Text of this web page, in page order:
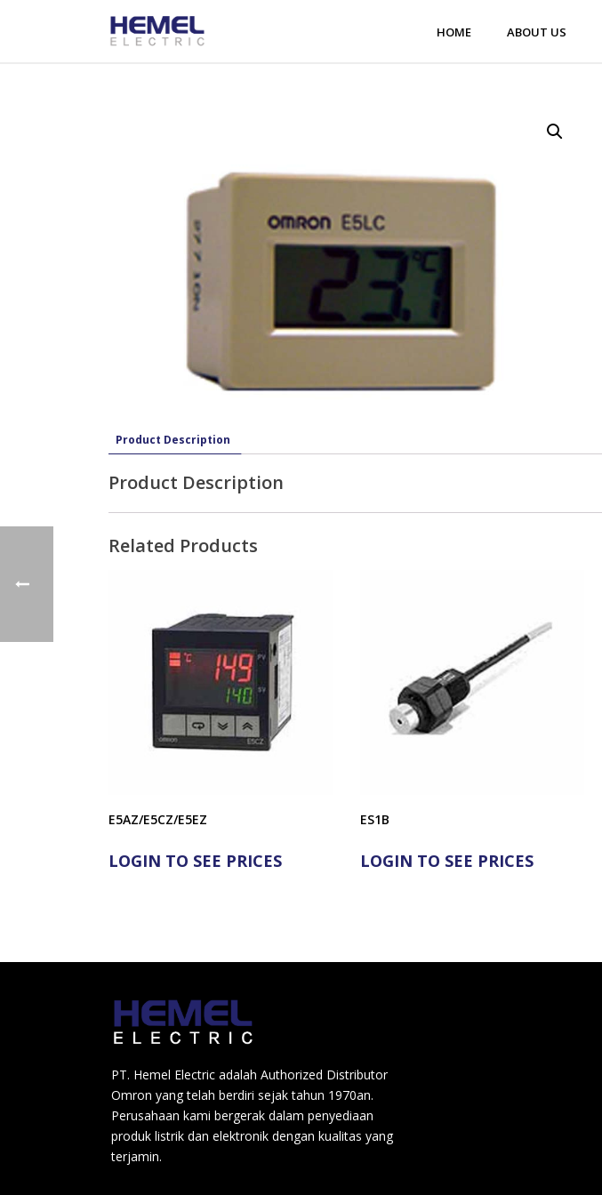
HOME ABOUT US
Product Description
Product Description
Related Products
E5AZ/E5CZ/E5EZ
LOGIN TO SEE PRICES
ES1B
LOGIN TO SEE PRICES
PT. Hemel Electric adalah Authorized Distributor
Omron yang telah berdiri sejak tahun 1970an.
Perusahaan kami bergerak dalam penyediaan
produk listrik dan elektronik dengan kualitas yang
terjamin.